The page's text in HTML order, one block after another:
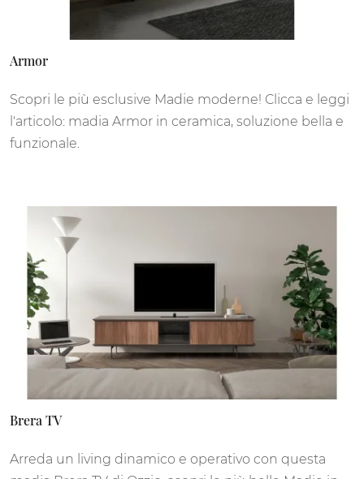
Armor
Scopri le più esclusive Madie moderne! Clicca e leggi
l'articolo: madia Armor in ceramica, soluzione bella e
funzionale.
Brera TV
Arreda un living dinamico e operativo con questa